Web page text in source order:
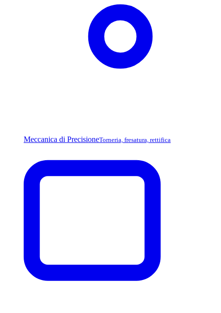
Meccanica di PrecisioneTorneria, fresatura, rettifica